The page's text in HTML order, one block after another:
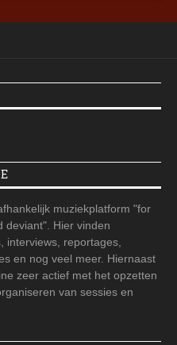
muziekplatform "for
deviant". Hier vinden
interviews, reportages,
en nog veel meer. Hiernaast
zeer actief met het opzetten
van sessies en